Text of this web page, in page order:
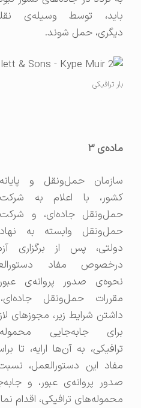
باید، توسط وسیله‌ی نقلیه‌ی
دیگری، حمل شوند.
بار ترافیکی
ماده‌ی۳
سازمان حمل‌ونقل و پایانه‌های
کشور، با اعلام به شرکت‌های
حمل‌ونقل جاده‌ای، و شرکت‌های
حمل‌ونقل وابسته به نهادهای
دولتی، پس از برگزاری آزمون،
درخصوص مفاد دستورالعمل،
نحوه‌ی صدور پروانه‌ی عبور، و
مقررات حمل‌ونقل جاده‌ای، با
داشتن شرایط زیر، مجوزهای لازم را،
برای جابه‌جایی محموله‌های
ترافیکی، به آن‌ها ارایه، تا براساس
مفاد این دستورالعمل، نسبت به
صدور پروانه‌ی عبور، و جابه‌جایی
محموله‌های ترافیکی، اقدام نمایند.